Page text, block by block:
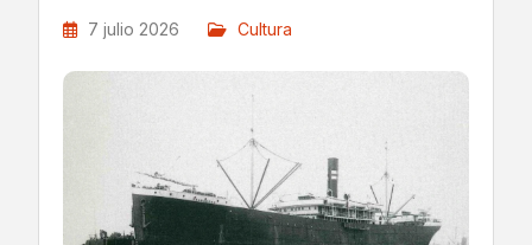
7 julio 2026 Cultura